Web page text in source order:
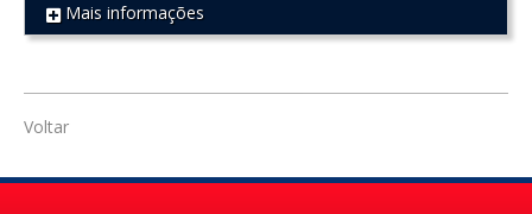
REF 1823
Mais informações
Voltar